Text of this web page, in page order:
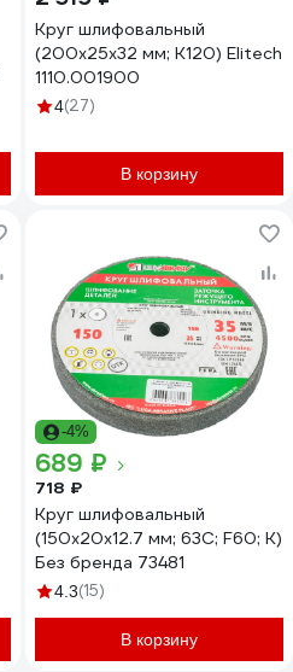
Круг шлифовальный
(200х25х32 мм; К120) Elitech
1110.001900
4(27)
В корзину
-4%
689 ₽
718 ₽
Круг шлифовальный
(150х20х12.7 мм; 63С; F60; K)
Без бренда 73481
4.3(15)
В корзину